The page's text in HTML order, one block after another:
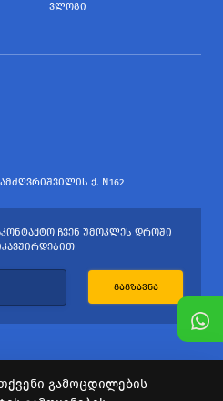
ᲕᲚᲝᲒᲘ
Ქ. N162
ᲩᲕᲔᲜ ᲣᲛᲝᲙᲚᲔᲡ ᲓᲠᲝᲨᲘ
ᲒᲐᲒᲖᲐᲕᲜᲐ
გამოცდილების